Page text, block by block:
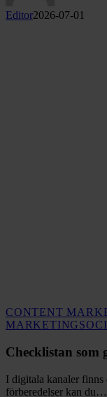
Editor2026-07-01
CONTENT
MARKETING
Checklistan som
I digitala kanaler finns
förberedelser kan du…